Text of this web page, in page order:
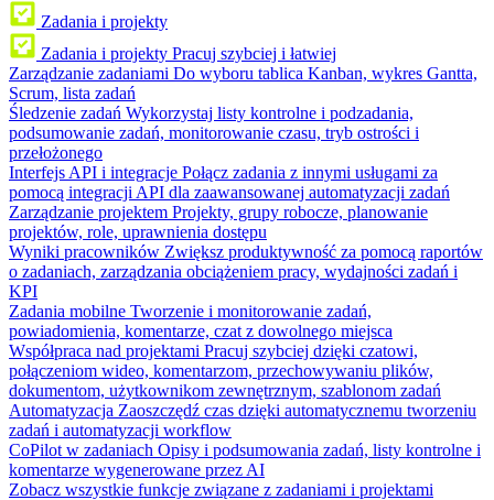
Zadania i projekty
Zadania i projekty Pracuj szybciej i łatwiej
Zarządzanie zadaniami Do wyboru tablica Kanban, wykres Gantta,
Scrum, lista zadań
Śledzenie zadań Wykorzystaj listy kontrolne i podzadania,
podsumowanie zadań, monitorowanie czasu, tryb ostrości i
przełożonego
Interfejs API i integracje Połącz zadania z innymi usługami za
pomocą integracji API dla zaawansowanej automatyzacji zadań
Zarządzanie projektem Projekty, grupy robocze, planowanie
projektów, role, uprawnienia dostępu
Wyniki pracowników Zwiększ produktywność za pomocą raportów
o zadaniach, zarządzania obciążeniem pracy, wydajności zadań i
KPI
Zadania mobilne Tworzenie i monitorowanie zadań,
powiadomienia, komentarze, czat z dowolnego miejsca
Współpraca nad projektami Pracuj szybciej dzięki czatowi,
połączeniom wideo, komentarzom, przechowywaniu plików,
dokumentom, użytkownikom zewnętrznym, szablonom zadań
Automatyzacja Zaoszczędź czas dzięki automatycznemu tworzeniu
zadań i automatyzacji workflow
CoPilot w zadaniach Opisy i podsumowania zadań, listy kontrolne i
komentarze wygenerowane przez AI
Zobacz wszystkie funkcje związane z zadaniami i projektami